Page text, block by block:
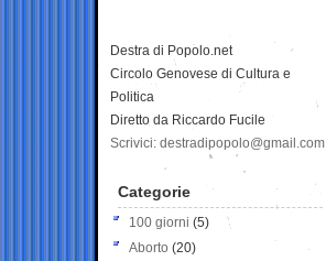
Destra di Popolo.net
Circolo Genovese di Cultura e
Politica
Diretto da Riccardo Fucile
Scrivici: destradipopolo@gmail.com
Categorie
100 giorni (5)
Aborto (20)